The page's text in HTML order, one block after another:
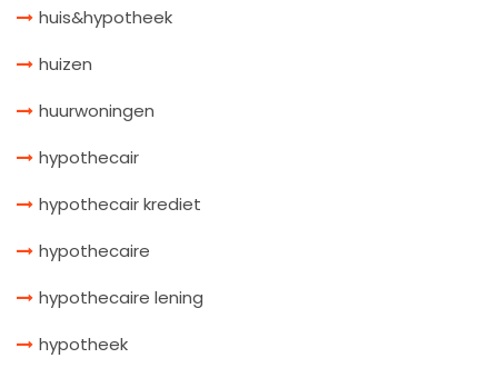
huis&hypotheek
huizen
huurwoningen
hypothecair
hypothecair krediet
hypothecaire
hypothecaire lening
hypotheek